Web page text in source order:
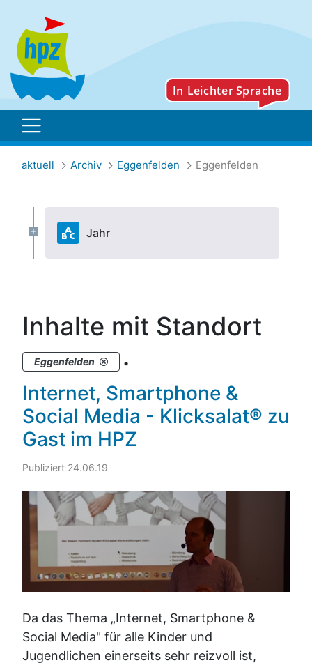
Archiv
aktuell Archiv Eggenfelden Eggenfelden
Jahr
Inhalte mit Standort
Eggenfelden .
Internet, Smartphone &
Social Media - Klicksalat® zu
Gast im HPZ
Publiziert 24.06.19
Da das Thema „Internet, Smartphone &
Social Media" für alle Kinder und
Jugendlichen einerseits sehr reizvoll ist,